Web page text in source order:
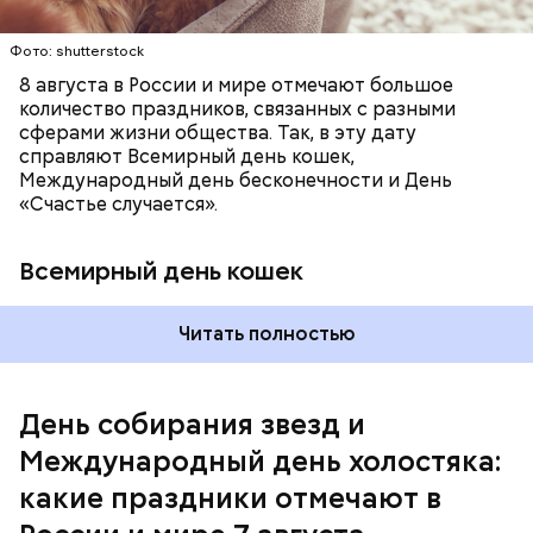
Фото: shutterstock
8 августа в России и мире отмечают большое
количество праздников, связанных с разными
сферами жизни общества. Так, в эту дату
справляют Всемирный день кошек,
Международный день бесконечности и День
«Счастье случается».
Всемирный день кошек
Читать полностью
День собирания звезд и
Международный день холостяка:
какие праздники отмечают в
Международный день холостяка